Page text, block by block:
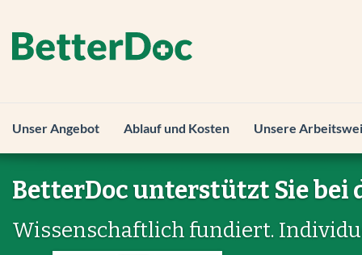
Unser Angebot Ablauf und Kosten Unsere
BetterDoc unterstützt Sie bei
Wissenschaftlich fundiert.